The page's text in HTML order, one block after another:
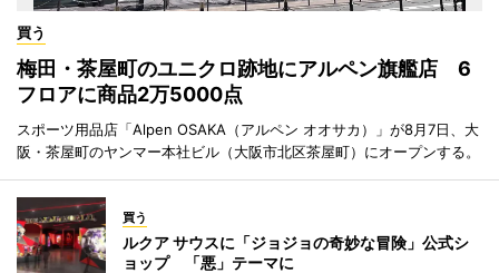
買う
梅田・茶屋町のユニクロ跡地にアルペン旗艦店 6
フロアに商品2万5000点
スポーツ用品店「Alpen OSAKA（アルペン オオサカ）」が8月7日、大
阪・茶屋町のヤンマー本社ビル（大阪市北区茶屋町）にオープンする。
買う
ルクア サウスに「ジョジョの奇妙な冒険」公式シ
ョップ 「悪」テーマに